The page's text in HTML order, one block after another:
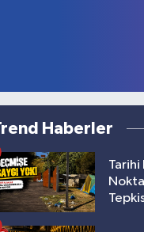
Haberler
Tarihi